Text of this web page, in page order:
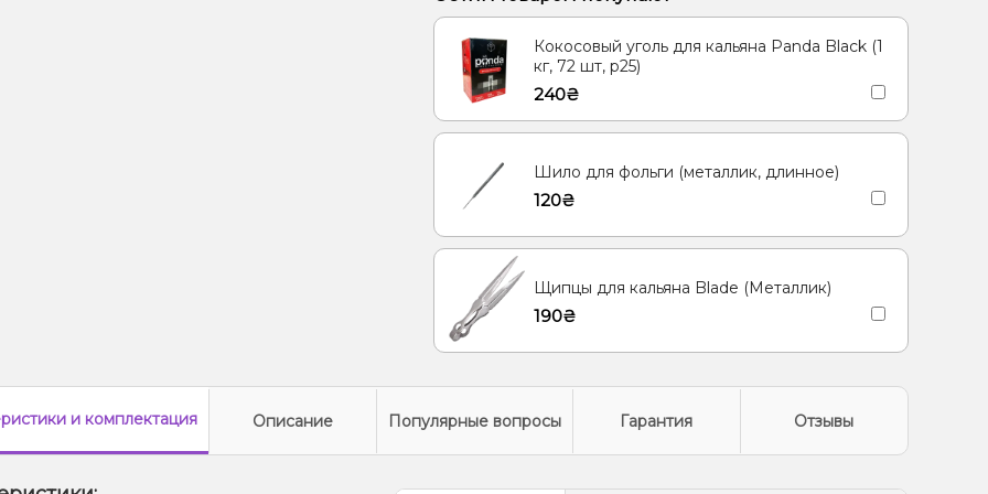
Лёд/Холодок
Апельсин, Ананас, Манго, Маракуйя
Манго, Энергетик
Вишня/Черешня Кокос, Печенье
Кокосовый уголь для кальяна Panda Black (1
кг, 72 шт, р25)
240₴
Шило для фольги (металлик, длинное)
120₴
Щипцы для кальяна Blade (Металлик)
190₴
и комплектация Описание Популярные вопросы Гарантия Отзывы